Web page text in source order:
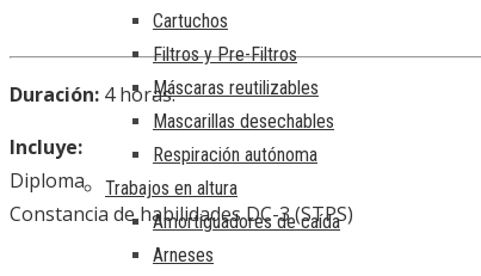
Cartuchos
Filtros y Pre-Filtros
Máscaras reutilizables
Mascarillas desechables
Respiración autónoma
Trabajos en altura
Amortiguadores de caída
Arneses
Duración: 4 horas.
Incluye:
Diploma
Constancia de habilidades DC-3 (STPS)